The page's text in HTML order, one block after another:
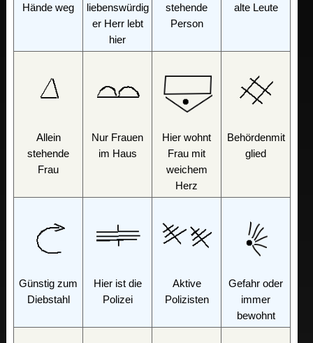
Hände weg
liebenswürdig
er Herr lebt
hier
stehende
Person
alte Leute
Allein
stehende
Frau
Nur Frauen
im Haus
Hier wohnt
Frau mit
weichem
Herz
Behördenmit
glied
Günstig zum
Diebstahl
Hier ist die
Polizei
Aktive
Polizisten
Gefahr oder
immer
bewohnt